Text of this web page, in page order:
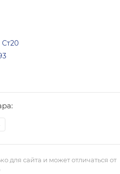
Ст20
для сайта и может отличаться от